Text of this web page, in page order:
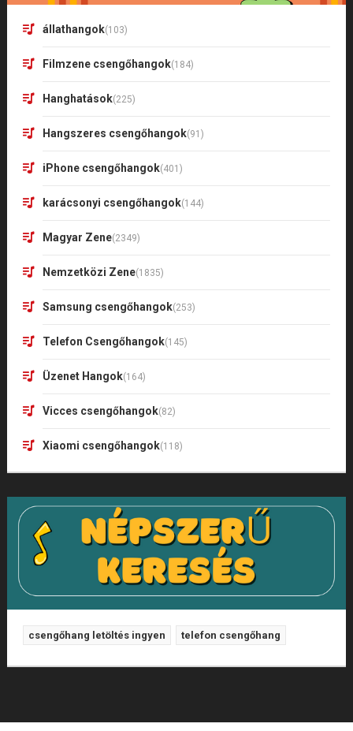
állathangok(103)
Filmzene csengőhangok(184)
Hanghatások(225)
Hangszeres csengőhangok(91)
iPhone csengőhangok(401)
karácsonyi csengőhangok(144)
Magyar Zene(2349)
Nemzetközi Zene(1835)
Samsung csengőhangok(253)
Telefon Csengőhangok(145)
Üzenet Hangok(164)
Vicces csengőhangok(82)
Xiaomi csengőhangok(118)
csengőhang letöltés ingyen telefon csengőhang